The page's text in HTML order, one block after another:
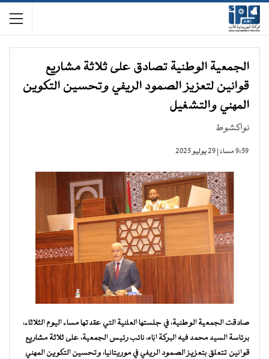
الجمعية الوطنية تصادق على ثلاثة مشاريع
قوانين لتعزيز الصمود الريفي وتحسين التكوين
المهني والتشغيل
نواكشوط
9:59 مساءً | 29 يوليو 2025
صادقت الجمعية الوطنية، في جلستها العلنية التي عقدتها مساء اليوم الثلاثاء،
برئاسة السيد محمد فيه البركة ابّاه، نائب رئيس الجمعية، على ثلاثة مشاريع
قوانين تتعلق بتعزيز الصمود الريفي في موريتانيا، وتحسين التكوين المهني